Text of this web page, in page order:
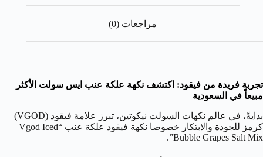
مراجعات (0)
تجربة فريدة من فيقود: اكتشف نكهة علكة عنب ايس سولت الأكثر
مبيعاً في السعودية
بدايةً، في عالم نكهات السولت نيكوتين، تبرز علامة فيقود (VGOD)
كرمز للجودة والابتكار خصوصا نكهة فيقود علكة عنب “Vgod Iced
Bubble Grapes Salt Mix”.